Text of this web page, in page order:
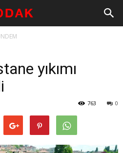
yıkımı
0
763